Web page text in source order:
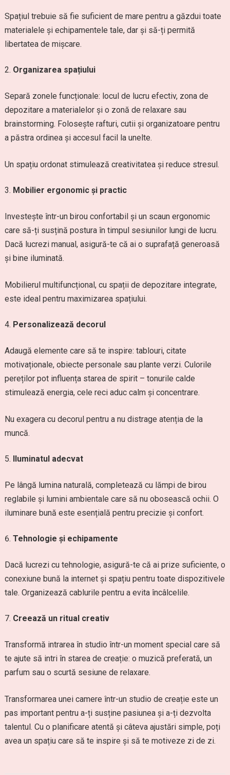
Spațiul trebuie să fie suficient de mare pentru a găzdui toate
materialele și echipamentele tale, dar și să-ți permită
libertatea de mișcare.
Organizarea spațiului
Separă zonele funcționale: locul de lucru efectiv, zona de
depozitare a materialelor și o zonă de relaxare sau
brainstorming. Folosește rafturi, cutii și organizatoare pentru
a păstra ordinea și accesul facil la unelte.
Un spațiu ordonat stimulează creativitatea și reduce stresul.
Mobilier ergonomic și practic
Investește într-un birou confortabil și un scaun ergonomic
care să-ți susțină postura în timpul sesiunilor lungi de lucru.
Dacă lucrezi manual, asigură-te că ai o suprafață generoasă
și bine iluminată.
Mobilierul multifuncțional, cu spații de depozitare integrate,
este ideal pentru maximizarea spațiului.
Personalizează decorul
Adaugă elemente care să te inspire: tablouri, citate
motivaționale, obiecte personale sau plante verzi. Culorile
pereților pot influența starea de spirit – tonurile calde
stimulează energia, cele reci aduc calm și concentrare.
Nu exagera cu decorul pentru a nu distrage atenția de la
muncă.
Iluminatul adecvat
Pe lângă lumina naturală, completează cu lămpi de birou
reglabile și lumini ambientale care să nu obosească ochii. O
iluminare bună este esențială pentru precizie și confort.
Tehnologie și echipamente
Dacă lucrezi cu tehnologie, asigură-te că ai prize suficiente, o
conexiune bună la internet și spațiu pentru toate dispozitivele
tale. Organizează cablurile pentru a evita încâlcelile.
Creează un ritual creativ
Transformă intrarea în studio într-un moment special care să
te ajute să intri în starea de creație: o muzică preferată, un
parfum sau o scurtă sesiune de relaxare.
Transformarea unei camere într-un studio de creație este un
pas important pentru a-ți susține pasiunea și a-ți dezvolta
talentul. Cu o planificare atentă și câteva ajustări simple, poți
avea un spațiu care să te inspire și să te motiveze zi de zi.